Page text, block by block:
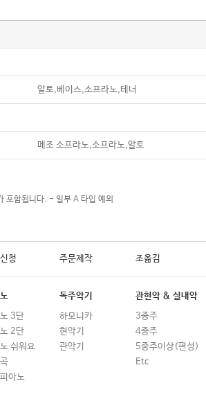
알토,베이스,소프라노,테너
메조 소프라노,소프라노,알토
포함됩니다. - 일부 A 타입 예외
청 주문제작 조옮김
3단
2단
쉬워요
아노
독주악기
하모니카
현악기
관악기
관현악 & 실내악
3중주
4중주
5중주이상(편성)
Etc